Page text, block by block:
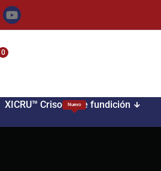
0
Nuevo
XICRU™ Crisoles de fundición